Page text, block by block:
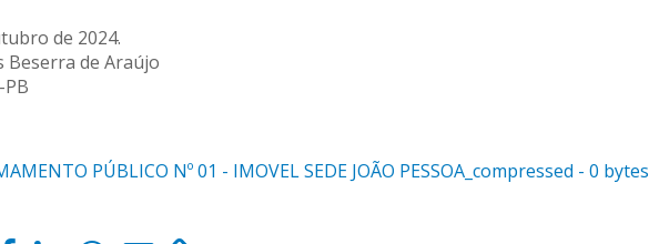
de 2024.
Beserra de Araújo
PÚBLICO Nº 01 - IMOVEL SEDE JOÃO PESSOA_compressed - 0 bytes